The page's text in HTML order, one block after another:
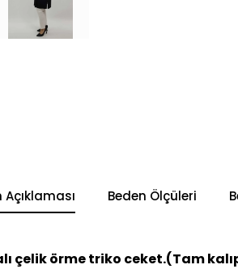
Açıklaması Beden Ölçüleri
çelik örme triko ceket.(Tam